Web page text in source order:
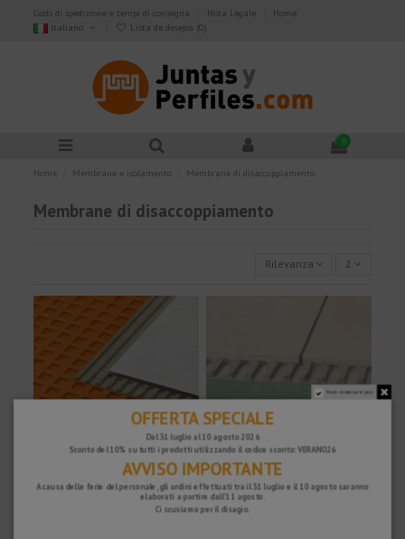
Costi di spedizione e tempi di consegna Nota Legale
Home
Italiano
Lista de desejos (0)
0
Home Membrane e isolamento Membrane di disaccoppiamento
Membrane di disaccoppiamento
Rilevanza 2
DITRA-25 - Foglio
di
112,56 €
REFLEECE - Foglio
rimovibile per
pavimenti
temporanei
Non mostrare più.
OFFERTA SPECIALE
Dal 31 luglio al 10 agosto 2026
Sconto del 10% su tutti i prodotti utilizzando il codice sconto: VERANO26
AVVISO IMPORTANTE
A causa delle ferie del personale, gli ordini effettuati tra il 31 luglio e il 10 agosto saranno
elaborati a partire dall'11 agosto.
Ci scusiamo per il disagio.